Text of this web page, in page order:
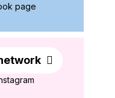
page